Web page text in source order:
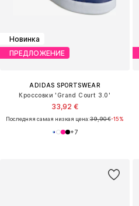
Новинка
ПРЕДЛОЖЕНИЕ
ADIDAS SPORTSWEAR
Кроссовки 'Grand Court 3.0'
33,92 €
Последняя самая низкая цена:39,90 €-15%
+7